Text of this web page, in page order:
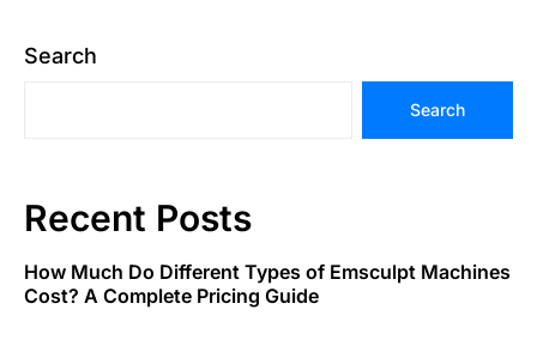
Search
Search
Recent Posts
How Much Do Different Types of Emsculpt Machines
Cost? A Complete Pricing Guide